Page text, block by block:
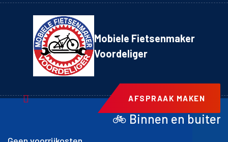
Mobiele Fietsenmaker
Voordeliger
AFSPRAAK MAKEN
🚲 Binnen en buitenband achter